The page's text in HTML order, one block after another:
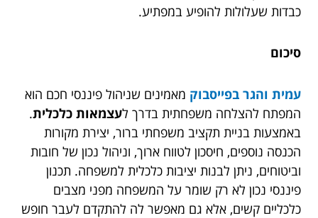
כבדות שעלולות להופיע במפתיע.
סיכום
עמית והגר בפייסבוק מאמינים שניהול פיננסי חכם הוא
המפתח להצלחה משפחתית בדרך לעצמאות כלכלית.
באמצעות בניית תקציב משפחתי ברור, יצירת מקורות
הכנסה נוספים, חיסכון לטווח ארוך, וניהול נכון של חובות
וביטוחים, ניתן לבנות יציבות כלכלית למשפחה. תכנון
פיננסי נכון לא רק שומר על המשפחה מפני מצבים
כלכליים קשים, אלא גם מאפשר לה להתקדם לעבר חופש